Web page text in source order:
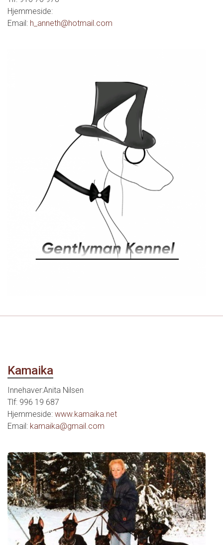
Hjemmeside:
Email: h_anneth@hotmail.com
Kamaika
Innehaver:Anita Nilsen
Tlf: 996 19 687
Hjemmeside: www.kamaika.net
Email: kamaika@gmail.com